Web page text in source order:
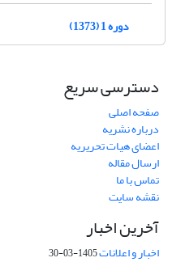
دوره 1 (1373)
دسترسی سریع
صفحه اصلی
درباره نشریه
اعضای هیات تحریریه
ارسال مقاله
تماس با ما
نقشه سایت
آخرین اخبار
اخبار و اعلانات1405-03-30